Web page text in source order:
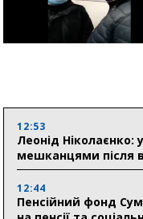
12:53
Леонід Ніколаєнко:
мешканцями після
12:44
Пенсійний фонд